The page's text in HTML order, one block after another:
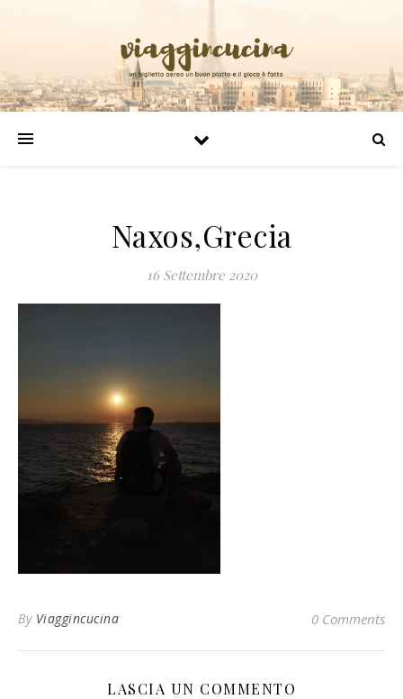
Naxos,Grecia
16 Settembre 2020
By Viaggincucina 0 Comments
LASCIA UN COMMENTO